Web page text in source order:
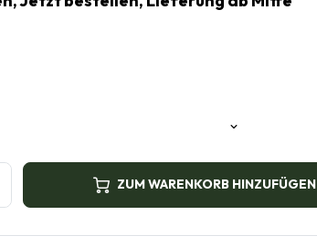
ZUM WARENKORB HINZUFÜGEN